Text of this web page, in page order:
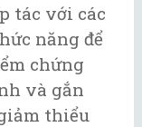
tác với các
năng để
chứng
và gắn
thiểu